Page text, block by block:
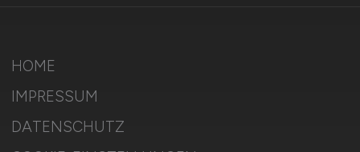
HOME
IMPRESSUM
DATENSCHUTZ